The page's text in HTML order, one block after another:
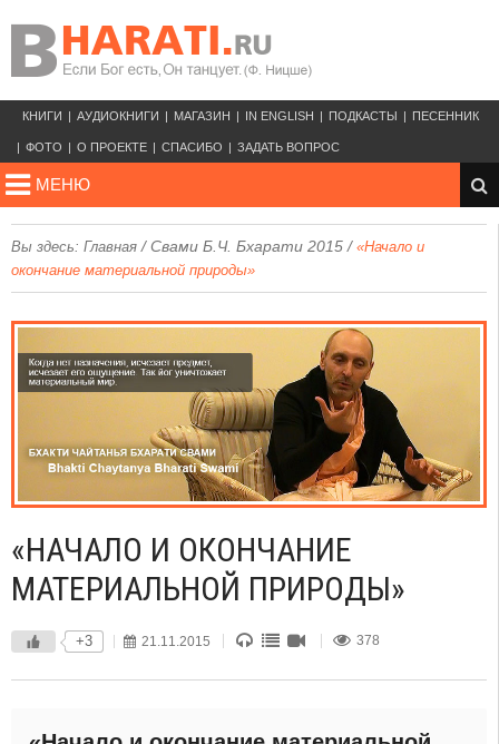
КНИГИ АУДИОКНИГИ МАГАЗИН IN ENGLISH ПОДКАСТЫ ПЕСЕННИК
ФОТО О ПРОЕКТЕ СПАСИБО ЗАДАТЬ ВОПРОС
МЕНЮ
Вы здесь: Главная /Свами Б.Ч. Бхарати 2015 / «Начало и
окончание материальной природы»
«НАЧАЛО И ОКОНЧАНИЕ
МАТЕРИАЛЬНОЙ ПРИРОДЫ»
+3 21.11.2015 378